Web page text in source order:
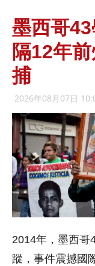
墨西哥
隔12年
捕
2026年08月07日
2014年，墨西哥
蹤，事件震撼國